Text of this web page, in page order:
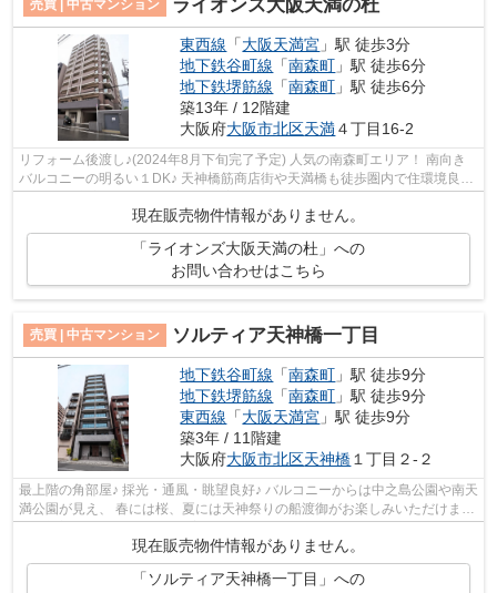
売買 | 中古マンション ライオンズ大阪天満の杜
東西線 「大阪天満宮 」駅 徒歩3分
地下鉄谷町線 「南森町 」駅 徒歩6分
地下鉄堺筋線 「南森町 」駅 徒歩6分
築13年 / 12階建
大阪府大阪市北区天満４丁目16-2
リフォーム後渡し♪(2024年8月下旬完了予定) 人気の南森町エリア！ 南向き
バルコニーの明るい１DK♪ 天神橋筋商店街や天満橋も徒歩圏内で住環境良好
現在販売物件情報がありません。
「ライオンズ大阪天満の杜」への
お問い合わせはこちら
売買 | 中古マンション ソルティア天神橋一丁目
地下鉄谷町線 「南森町 」駅 徒歩9分
地下鉄堺筋線 「南森町 」駅 徒歩9分
東西線 「大阪天満宮 」駅 徒歩9分
築3年 / 11階建
大阪府大阪市北区天神橋 １丁目２-２
最上階の角部屋♪ 採光・通風・眺望良好♪ バルコニーからは中之島公園や南天
満公園が見え、 春には桜、夏には天神祭りの船渡御がお楽しみいただけます
♪ 【空室ですのでいつでもご案内可...
現在販売物件情報がありません。
「ソルティア天神橋一丁目」への